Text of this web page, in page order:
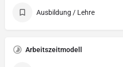
Ausbildung / Lehre
Arbeitszeitmodell